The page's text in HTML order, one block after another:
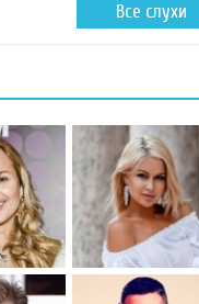
Все слухи